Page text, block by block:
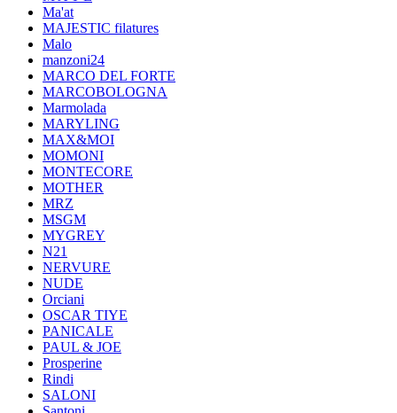
Ma'at
MAJESTIC filatures
Malo
manzoni24
MARCO DEL FORTE
MARCOBOLOGNA
Marmolada
MARYLING
MAX&MOI
MOMONI
MONTECORE
MOTHER
MRZ
MSGM
MYGREY
N21
NERVURE
NUDE
Orciani
OSCAR TIYE
PANICALE
PAUL & JOE
Prosperine
Rindi
SALONI